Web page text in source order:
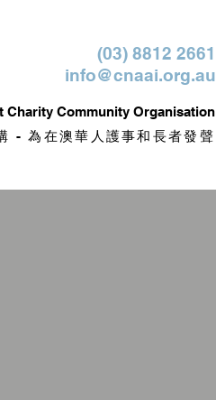
(03) 8812 2661
info@cnaai.org.au
Charity Community Organisation
- 為在澳華人護事和長者發聲